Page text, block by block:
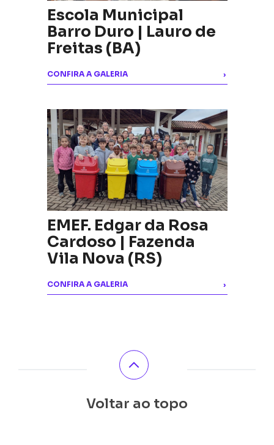
Escola Municipal
Barro Duro | Lauro de
Freitas (BA)
CONFIRA A GALERIA ›
EMEF. Edgar da Rosa
Cardoso | Fazenda
Vila Nova (RS)
CONFIRA A GALERIA ›
Voltar ao topo